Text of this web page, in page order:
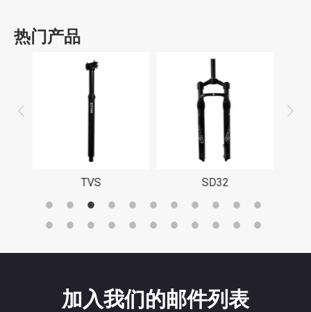
热门产品
SD32 SD32/34
加入我们的邮件列表